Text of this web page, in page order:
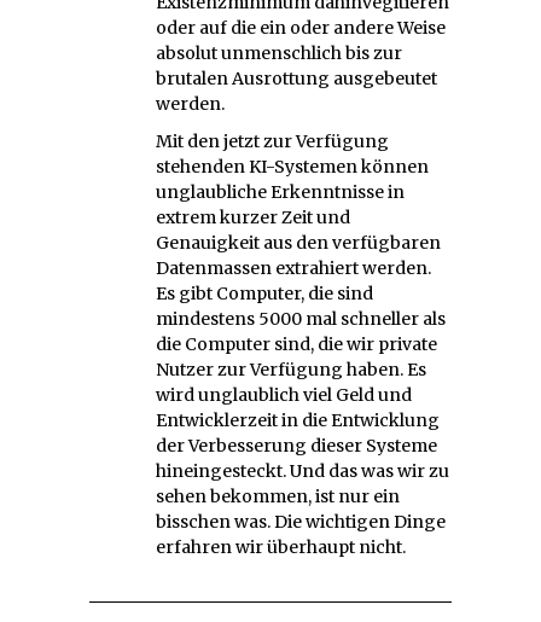
oder auf die ein oder andere Weise
absolut unmenschlich bis zur
brutalen Ausrottung ausgebeutet
werden.
Mit den jetzt zur Verfügung
stehenden KI-Systemen können
unglaubliche Erkenntnisse in
extrem kurzer Zeit und
Genauigkeit aus den verfügbaren
Datenmassen extrahiert werden.
Es gibt Computer, die sind
mindestens 5000 mal schneller als
die Computer sind, die wir private
Nutzer zur Verfügung haben. Es
wird unglaublich viel Geld und
Entwicklerzeit in die Entwicklung
der Verbesserung dieser Systeme
hineingesteckt. Und das was wir zu
sehen bekommen, ist nur ein
bisschen was. Die wichtigen Dinge
erfahren wir überhaupt nicht.